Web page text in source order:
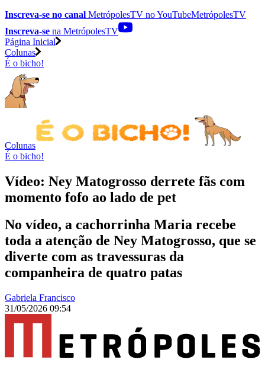
Inscreva-se no canal MetrópolesTV noYouTubeMetrópolesTV
Inscreva-se na MetrópolesTV
Página Inicial
Colunas
É o bicho!
Colunas
É o bicho!
Vídeo: Ney Matogrosso derrete fãs com
momento fofo ao lado de pet
No vídeo, a cachorrinha Maria recebe
toda a atenção de Ney Matogrosso, que se
diverte com as travessuras da
companheira de quatro patas
Gabriela Francisco
31/05/2026 09:54